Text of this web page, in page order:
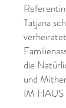
Tatjana
die
und
IM HAUS